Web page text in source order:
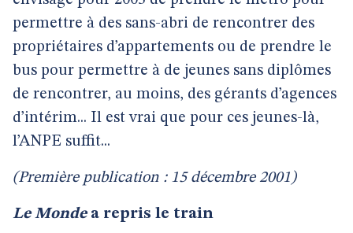
permettre à des sans-abri de rencontrer des
propriétaires d’appartements ou de prendre le
bus pour permettre à de jeunes sans diplômes
de rencontrer, au moins, des gérants d’agences
d’intérim... Il est vrai que pour ces jeunes-là,
l’ANPE suffit...
(Première publication : 15 décembre 2001)
Le Monde a repris le train